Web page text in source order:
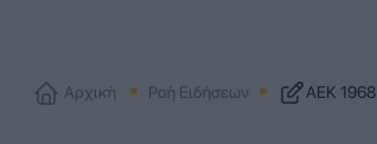
Αρχική Ροή Ειδήσεων ΑΕΚ 1968